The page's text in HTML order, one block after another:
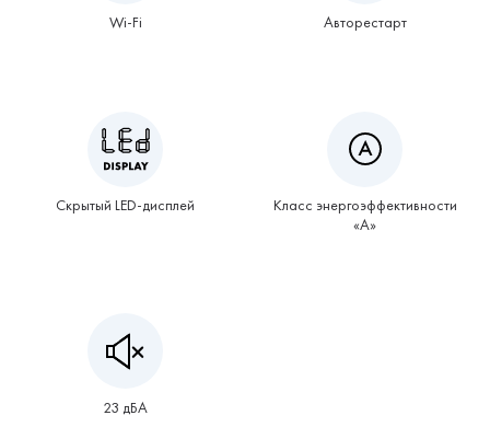
Wi-Fi Авторестарт
Скрытый LED-дисплей
Класс энергоэффективности
«А»
23 дБА